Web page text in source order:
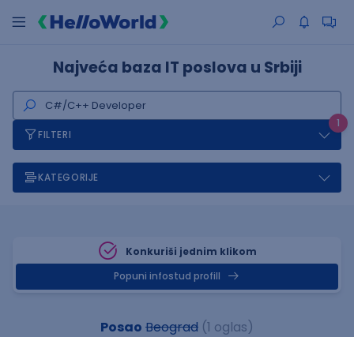
Najveća baza IT poslova u Srbiji
1
FILTERI
KATEGORIJE
Konkuriši jednim klikom
Popuni infostud profill
Posao Beograd (1 oglas)